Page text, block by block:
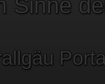
Sinne